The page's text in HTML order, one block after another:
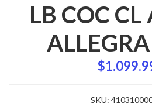
LB COC CL
SKU: